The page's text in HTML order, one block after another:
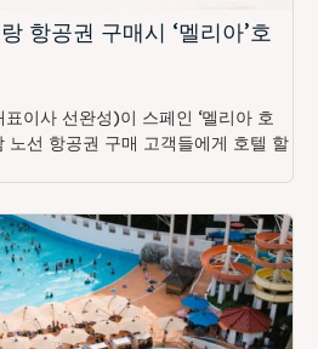
항공권 구매시 ‘멜리아’호
이사 선완성)이 스페인 ‘멜리아 호
노선 항공권 구매 고객들에게 호텔 할